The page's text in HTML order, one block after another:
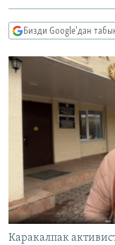
ЭЖЕ-СИҢДИЛЕР
АЗАТТЫК+
ЫҢГАЙСЫЗ
Русский
ОНЛАЙН ШЕРИНЕ
ЭЕ/АРнун
Бизди Google'дан
Каракалпак